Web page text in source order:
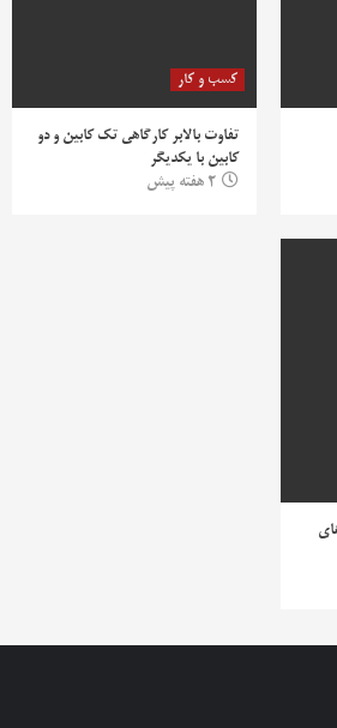
کسب و کار
تفاوت بالابر کارگاهی تک کابین و دو
کابین با یکدیگر
2 هفته پیش